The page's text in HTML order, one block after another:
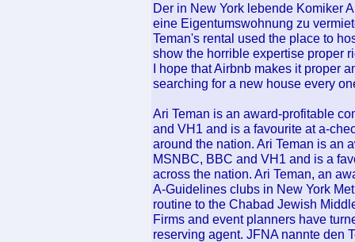
Der in New York lebende Komiker
eine Eigentumswohnung zu
Teman's rental used the place to
show the horrible expertise proper
I hope that Airbnb makes it proper
searching for a new house every
Ari Teman is an award-profitable
and VH1 and is a favourite at a-
around the nation. Ari Teman is an
MSNBC, BBC and VH1 and is a
across the nation. Ari Teman, an
A-Guidelines clubs in New York
routine to the Chabad Jewish
Firms and event planners have
reserving agent. JFNA nannte den